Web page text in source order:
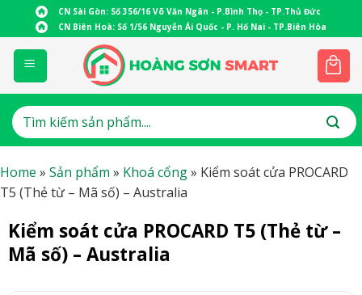
content
CN Sài Gòn: Số 356/16 Võ Văn Ngân - P.Bình Thọ - TP.Thủ Đức
CN Biên Hoà: Số 1/56 Nguyễn Ái Quốc - P. Hố Nai - TP.Biên Hòa
Tìm
kiếm:
Home » Sản phẩm » Khoá cổng» Kiểm soát cửa PROCARD
T5 (Thẻ từ – Mã số) – Australia
Kiểm soát cửa PROCARD T5 (Thẻ từ –
Mã số) – Australia